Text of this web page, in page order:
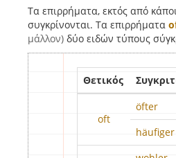
Τα επιρρήματα, εκτός από
συγκρίνονται. Τα επιρρήματα
μάλλον) δύο ειδών τύπους
Θετικός
oft
öfter
häufiger